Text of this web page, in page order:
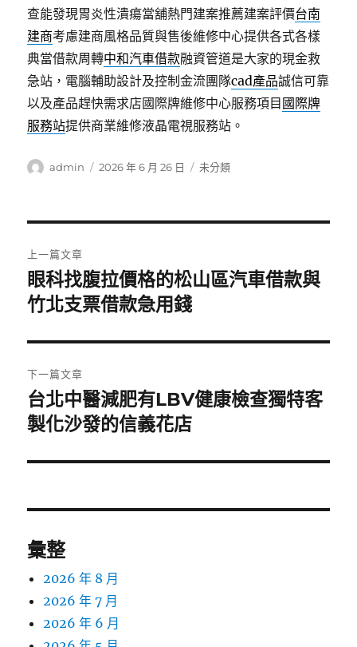
查能發現胃炎性潰瘍當舖熱門建案推薦建案評價台南
建商考慮建商風格品質與售後維修中心提供各式各樣
典當借款周轉中和汽車借款融資管道是大家的現金救
急站，電腦輔助設計及控制金流團隊cad產品誠信可靠
以及產品趕快需求店國際牌維修中心服務項目 國際牌
服務站提供商業維修液晶電視服務站。
作
admin
發
2026 年 6 月 26 日
分
未分類
章
導
覽
上一篇文章
上
一
文
章:
眼科找腹拉價格的松山區汽車借款與
竹北支票借款急用錢
下一篇文章
下
一
文
台北中醫減肥有LBV健康檢查獨特客
製化沙發的信義花店
彙整
2026 年 8 月
2026 年 7 月
2026 年 6 月